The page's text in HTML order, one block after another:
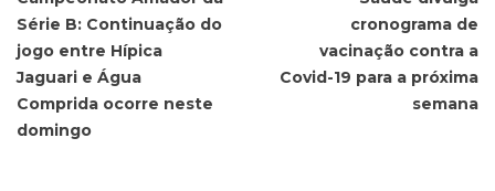
Post
Série B: Continuação do
jogo entre Hípica
Jaguari e Água
Comprida ocorre neste
domingo
cronograma de
vacinação contra a
Covid-19 para a próxima
semana